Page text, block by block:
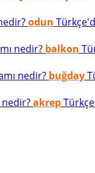
odun
nedir? balkon
nedir? buğday
akrep